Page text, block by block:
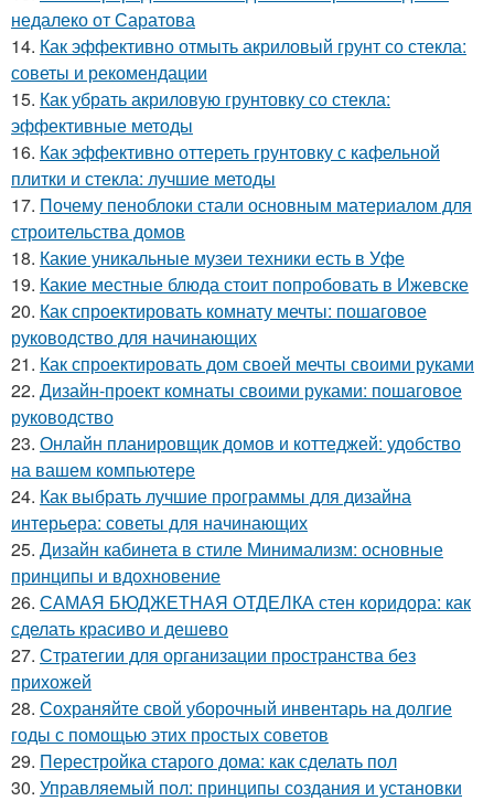
недалеко от Саратова
14. Как эффективно отмыть акриловый грунт со стекла:
советы и рекомендации
15. Как убрать акриловую грунтовку со стекла:
эффективные методы
16. Как эффективно оттереть грунтовку с кафельной
плитки и стекла: лучшие методы
17. Почему пеноблоки стали основным материалом для
строительства домов
18. Какие уникальные музеи техники есть в Уфе
19. Какие местные блюда стоит попробовать в Ижевске
20. Как спроектировать комнату мечты: пошаговое
руководство для начинающих
21. Как спроектировать дом своей мечты своими руками
22. Дизайн-проект комнаты своими руками: пошаговое
руководство
23. Онлайн планировщик домов и коттеджей: удобство
на вашем компьютере
24. Как выбрать лучшие программы для дизайна
интерьера: советы для начинающих
25. Дизайн кабинета в стиле Минимализм: основные
принципы и вдохновение
26. САМАЯ БЮДЖЕТНАЯ ОТДЕЛКА стен коридора: как
сделать красиво и дешево
27. Стратегии для организации пространства без
прихожей
28. Сохраняйте свой уборочный инвентарь на долгие
годы с помощью этих простых советов
29. Перестройка старого дома: как сделать пол
30. Управляемый пол: принципы создания и установки